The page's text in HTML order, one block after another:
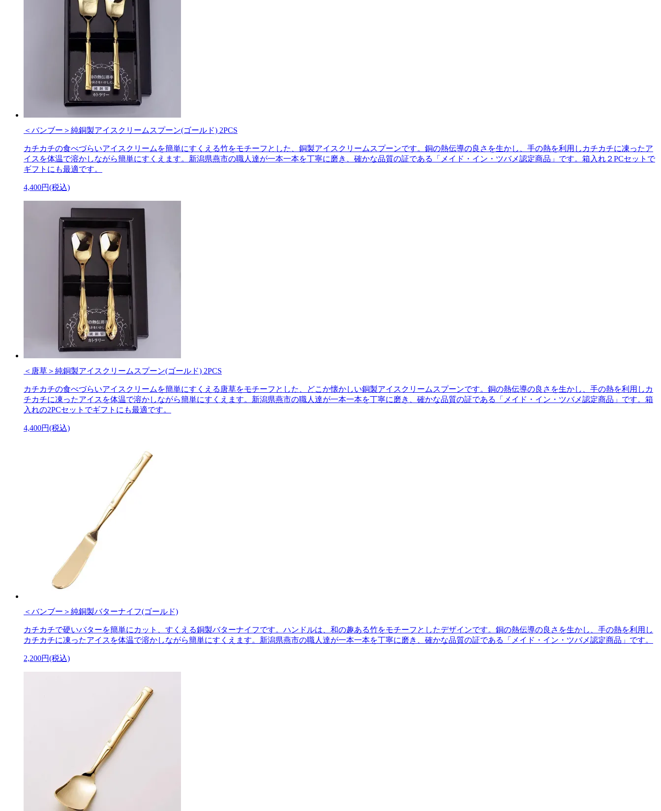
＜バンブー＞純銅製アイスクリームスプーン(ゴールド) 2PCS
カチカチの食べづらいアイスクリームを簡単にすくえる竹をモチーフとした、銅製アイスクリームスプーンです。銅の熱伝導の良さを生かし、手の熱を利用しカチカチに凍ったア
イスを体温で溶かしながら簡単にすくえます。新潟県燕市の職人達が一本一本を丁寧に磨き、確かな品質の証である「メイド・イン・ツバメ認定商品」です。箱入れ２PCセットで
ギフトにも最適です。
4,400円(税込)
＜唐草＞純銅製アイスクリームスプーン(ゴールド) 2PCS
カチカチの食べづらいアイスクリームを簡単にすくえる唐草をモチーフとした、どこか懐かしい銅製アイスクリームスプーンです。銅の熱伝導の良さを生かし、手の熱を利用しカ
チカチに凍ったアイスを体温で溶かしながら簡単にすくえます。新潟県燕市の職人達が一本一本を丁寧に磨き、確かな品質の証である「メイド・イン・ツバメ認定商品」です。箱
入れの2PCセットでギフトにも最適です。
4,400円(税込)
＜バンブー＞純銅製バターナイフ(ゴールド)
カチカチで硬いバターを簡単にカット、すくえる銅製バターナイフです。ハンドルは、和の趣ある竹をモチーフとしたデザインです。銅の熱伝導の良さを生かし、手の熱を利用し
カチカチに凍ったアイスを体温で溶かしながら簡単にすくえます。新潟県燕市の職人達が一本一本を丁寧に磨き、確かな品質の証である「メイド・イン・ツバメ認定商品」です。
2,200円(税込)